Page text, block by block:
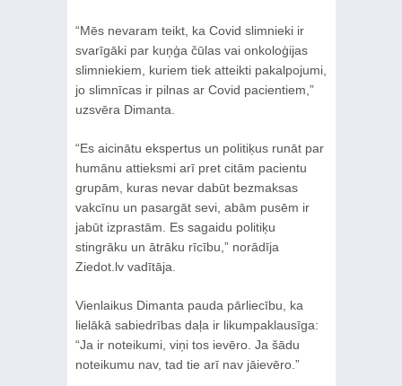
“Mēs nevaram teikt, ka Covid slimnieki ir
svarīgāki par kuņģa čūlas vai onkoloģijas
slimniekiem, kuriem tiek atteikti pakalpojumi,
jo slimnīcas ir pilnas ar Covid pacientiem,”
uzsvēra Dimanta.
“Es aicinātu ekspertus un politiķus runāt par
humānu attieksmi arī pret citām pacientu
grupām, kuras nevar dabūt bezmaksas
vakcīnu un pasargāt sevi, abām pusēm ir
jabūt izprastām. Es sagaidu politiķu
stingrāku un ātrāku rīcību,” norādīja
Ziedot.lv vadītāja.
Vienlaikus Dimanta pauda pārliecību, ka
lielākā sabiedrības daļa ir likumpaklausīga:
“Ja ir noteikumi, viņi tos ievēro. Ja šādu
noteikumu nav, tad tie arī nav jāievēro.”